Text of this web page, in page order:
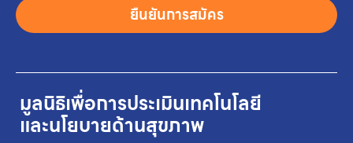
มูลนิธิเพื่อการประเมินเทคโนโลยี
และนโยบายด้านสุขภาพ
ยืนยันการสมัคร